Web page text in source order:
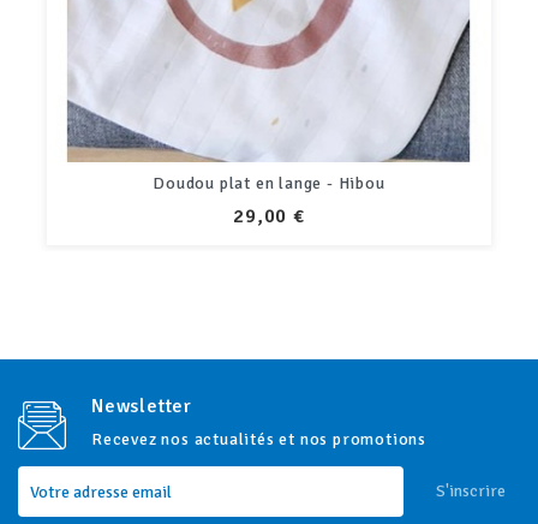
Couverture nomade Feuillage rose
PRIX
62,90 €
Newsletter
Recevez nos actualités et nos promotions
S'inscrire